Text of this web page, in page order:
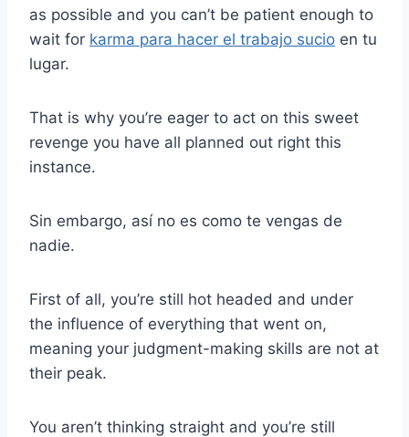
as possible and you can’t be patient enough to
wait for karma para hacer el trabajo sucio en tu
lugar.
That is why you’re eager to act on this sweet
revenge you have all planned out right this
instance.
Sin embargo, así no es como te vengas de
nadie.
First of all, you’re still hot headed and under
the influence of everything that went on,
meaning your judgment-making skills are not at
their peak.
You aren’t thinking straight and you’re still